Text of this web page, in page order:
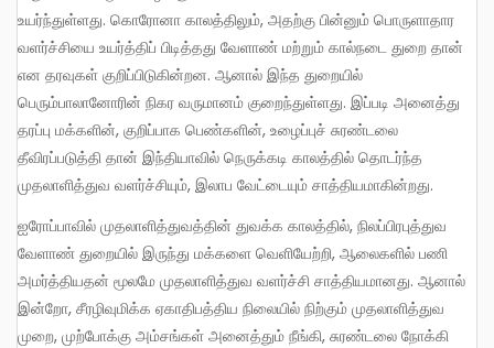
உயர்ந்துள்ளது. கொரோனா காலத்திலும், அதற்கு பின்னும் பொருளாதார
வளர்ச்சியை உயர்த்திப் பிடித்தது வேளாண் மற்றும் கால்நடை துறை தான்
என தரவுகள் குறிப்பிடுகின்றன. ஆனால் இந்த துறையில்
பெரும்பாலானோரின் நிகர வருமானம் குறைந்துள்ளது. இப்படி அனைத்து
தரப்பு மக்களின், குறிப்பாக பெண்களின், உழைப்புச் சுரண்டலை
தீவிரப்படுத்தி தான் இந்தியாவில் நெருக்கடி காலத்தில் தொடர்ந்த
முதலாளித்துவ வளர்ச்சியும், இலாப வேட்டையும் சாத்தியமாகின்றது.
ஐரோப்பாவில் முதலாளித்துவத்தின் துவக்க காலத்தில், நிலப்பிரபுத்துவ
வேளாண் துறையில் இருந்து மக்களை வெளியேற்றி, ஆலைகளில் பணி
அமர்த்தியதன் மூலமே முதலாளித்துவ வளர்ச்சி சாத்தியமானது. ஆனால்
இன்றோ, சீரழிவுமிக்க ஏகாதிபத்திய நிலையில் நிற்கும் முதலாளித்துவ
முறை, முற்போக்கு அம்சங்கள் அனைத்தும் நீங்கி, சுரண்டலை நோக்கி